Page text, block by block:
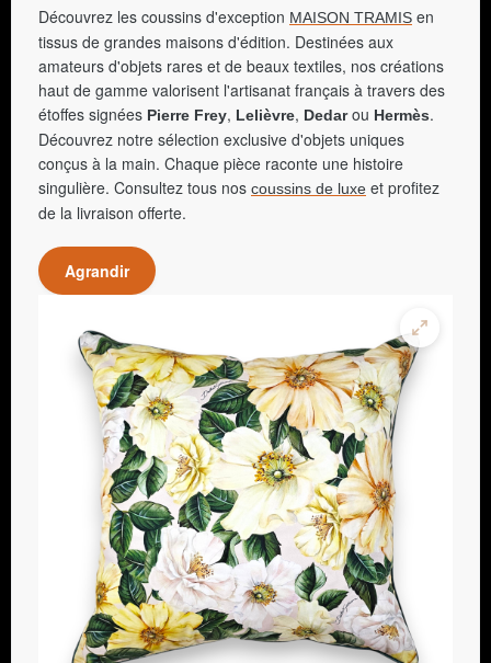
Découvrez les coussins d'exception MAISON TRAMIS en
tissus de grandes maisons d'édition. Destinées aux
amateurs d'objets rares et de beaux textiles, nos créations
haut de gamme valorisent l'artisanat français à travers des
étoffes signées Pierre Frey, Lelièvre, Dedarou Hermès.
Découvrez notre sélection exclusive d'objets uniques
conçus à la main. Chaque pièce raconte une histoire
singulière. Consultez tous nos coussins de luxe et profitez
de la livraison offerte.
Agrandir